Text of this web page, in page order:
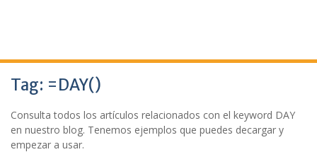
Tag: =DAY()
Consulta todos los artículos relacionados con el keyword DAY
en nuestro blog. Tenemos ejemplos que puedes decargar y
empezar a usar.